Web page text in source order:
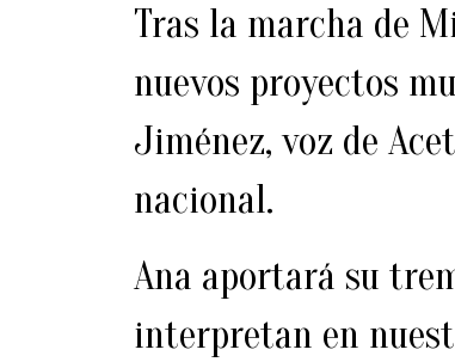
Tras la marcha de
nuevos proyectos
Jiménez, voz de
nacional.
Ana aportará su
interpretan en